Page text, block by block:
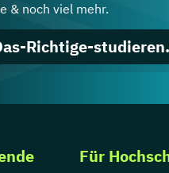
& noch viel mehr.
Richtige-
Für